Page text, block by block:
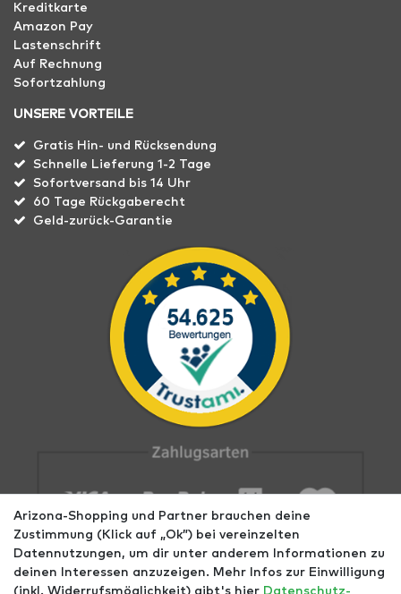
Kreditkarte
Amazon Pay
Lastenschrift
Auf Rechnung
Sofortzahlung
UNSERE VORTEILE
Gratis Hin- und Rücksendung
Schnelle Lieferung 1-2 Tage
Sofortversand bis 14 Uhr
60 Tage Rückgaberecht
Geld-zurück-Garantie
Arizona-Shopping und Partner brauchen deine
Zustimmung (Klick auf „Ok”) bei vereinzelten
Datennutzungen, um dir unter anderem Informationen zu
deinen Interessen anzuzeigen. Mehr Infos zur Einwilligung
(inkl. Widerrufsmöglichkeit) gibt's hier Daten­schutz­